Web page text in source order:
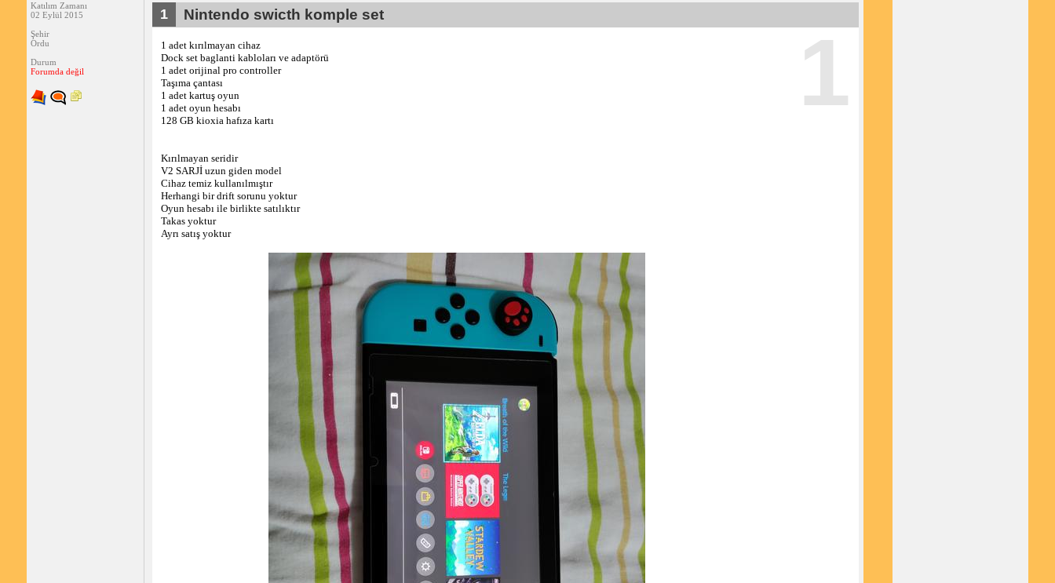
Katılım Zamanı
02 Eylül 2015
Şehir
Ordu
Durum
Forumda değil
1
1 Nintendo swicth komple set
1 adet kırılmayan cihaz
Dock set baglanti kabloları ve adaptörü
1 adet orijinal pro controller
Taşıma çantası
1 adet kartuş oyun
1 adet oyun hesabı
128 GB kioxia hafıza kartı
Kırılmayan seridir
V2 SARJİ uzun giden model
Cihaz temiz kullanılmıştır
Herhangi bir drift sorunu yoktur
Oyun hesabı ile birlikte satılıktır
Takas yoktur
Ayrı satış yoktur